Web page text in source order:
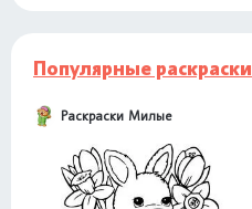
Популярные раскраски
Раскраски Милые